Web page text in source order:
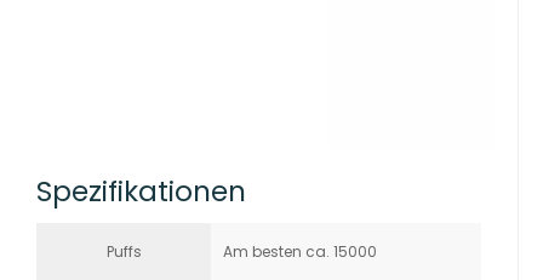
Spezifikationen
Puffs Am besten ca. 15000